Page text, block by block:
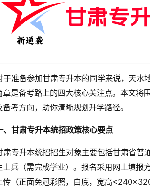
于准备参加甘肃专升本的同学来说，天水
章是备考路上的四大核心关注点。本文将
备考方向，助你清晰规划升学路径。
、甘肃专升本统招政策核心要点
肃专升本统招招生对象主要包括甘肃省普
士兵（需完成学业）。报名采用网上填报
传（正面免冠彩照，白底，宽高